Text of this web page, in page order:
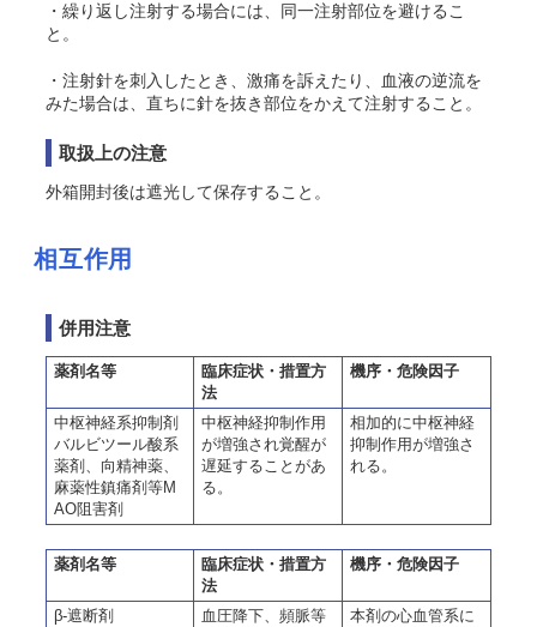
・繰り返し注射する場合には、同一注射部位を避けるこ
と。
・注射針を刺入したとき、激痛を訴えたり、血液の逆流を
みた場合は、直ちに針を抜き部位をかえて注射すること。
取扱上の注意
外箱開封後は遮光して保存すること。
相互作用
併用注意
薬剤名等
臨床症状・措置方
法
機序・危険因子
中枢神経系抑制剤
バルビツール酸系
薬剤、向精神薬、
麻薬性鎮痛剤等M
AO阻害剤
中枢神経抑制作用
が増強され覚醒が
遅延することがあ
る。
相加的に中枢神経
抑制作用が増強さ
れる。
薬剤名等
臨床症状・措置方
法
機序・危険因子
β-遮断剤
血圧降下、頻脈等
本剤の心血管系に